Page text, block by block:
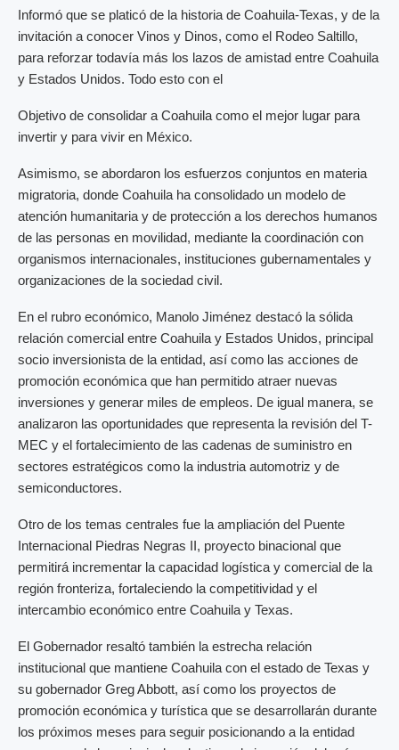
Informó que se platicó de la historia de Coahuila-Texas, y de la
invitación a conocer Vinos y Dinos, como el Rodeo Saltillo,
para reforzar todavía más los lazos de amistad entre Coahuila
y Estados Unidos. Todo esto con el
Objetivo de consolidar a Coahuila como el mejor lugar para
invertir y para vivir en México.
Asimismo, se abordaron los esfuerzos conjuntos en materia
migratoria, donde Coahuila ha consolidado un modelo de
atención humanitaria y de protección a los derechos humanos
de las personas en movilidad, mediante la coordinación con
organismos internacionales, instituciones gubernamentales y
organizaciones de la sociedad civil.
En el rubro económico, Manolo Jiménez destacó la sólida
relación comercial entre Coahuila y Estados Unidos, principal
socio inversionista de la entidad, así como las acciones de
promoción económica que han permitido atraer nuevas
inversiones y generar miles de empleos. De igual manera, se
analizaron las oportunidades que representa la revisión del T-
MEC y el fortalecimiento de las cadenas de suministro en
sectores estratégicos como la industria automotriz y de
semiconductores.
Otro de los temas centrales fue la ampliación del Puente
Internacional Piedras Negras II, proyecto binacional que
permitirá incrementar la capacidad logística y comercial de la
región fronteriza, fortaleciendo la competitividad y el
intercambio económico entre Coahuila y Texas.
El Gobernador resaltó también la estrecha relación
institucional que mantiene Coahuila con el estado de Texas y
su gobernador Greg Abbott, así como los proyectos de
promoción económica y turística que se desarrollarán durante
los próximos meses para seguir posicionando a la entidad